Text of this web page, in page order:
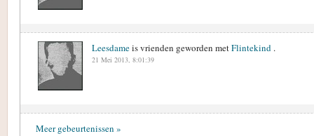
Leesdameis vrienden geworden metFlintekind .
21 Mei 2013, 8:01:39
Meer gebeurtenissen »